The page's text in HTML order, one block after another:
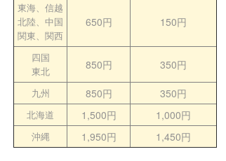
東海、信越
北陸、中国
関東、関西
650円 150円
四国
東北
850円 350円
九州 850円 350円
北海道 1,500円 1,000円
沖縄 1,950円 1,450円